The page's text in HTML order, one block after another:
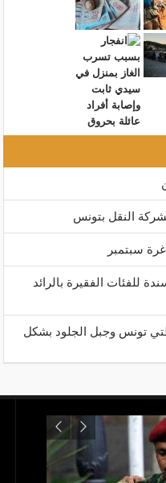
سبتمبر
للفئات الفقيرة بالرائد
تونس وجبل الجلود بشكل